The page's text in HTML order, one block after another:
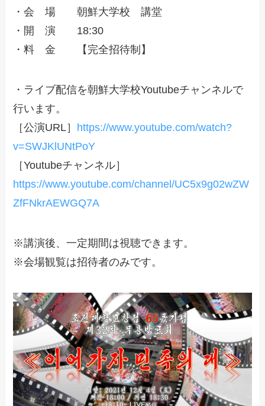
・会 場 朝鮮大学校 講堂
・開 演 18:30
・料 金 【完全招待制】
・ライブ配信を朝鮮大学校Youtubeチャンネルで
行います。
［公演URL］ https://www.youtube.com/watch?
v=SWJKlUNtPoY
［Youtubeチャンネル］
https://www.youtube.com/channel/UC5x9g02wZW
ZfFNkrAEWGQ7A
※講演後、一定期間は視聴できます。
※会場観覧は招待者のみです。